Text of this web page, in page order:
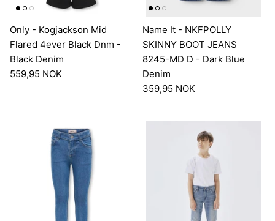
Only - Kogjackson Mid
Flared 4ever Black Dnm -
Black Denim
559,95 NOK
Name It - NKFPOLLY
SKINNY BOOT JEANS
8245-MD D - Dark Blue
Denim
359,95 NOK